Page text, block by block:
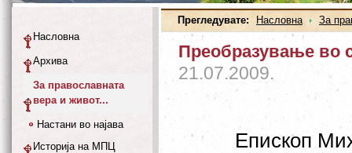
Прегледувате: Насловна За
Преобразување во
21.07.2009.
Епископ
Насловна
Архива
За православната
вера и живот...
Настани во најава
Историја на МПЦ